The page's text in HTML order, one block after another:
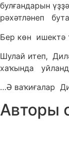
булғандарын
рәхәтләнеп
Бер көн ишектә
Шулай итеп,
хаҡында
…Ә ваҡиғалар
Авторы